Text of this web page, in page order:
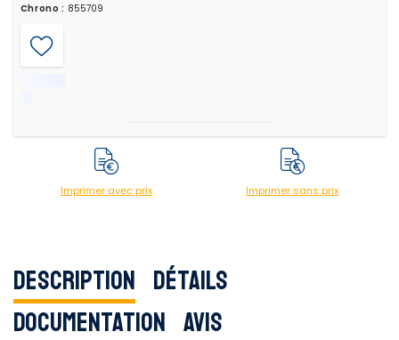
Chrono : 855709
Imprimer avec prix Imprimer sans prix
Description Détails
Documentation Avis